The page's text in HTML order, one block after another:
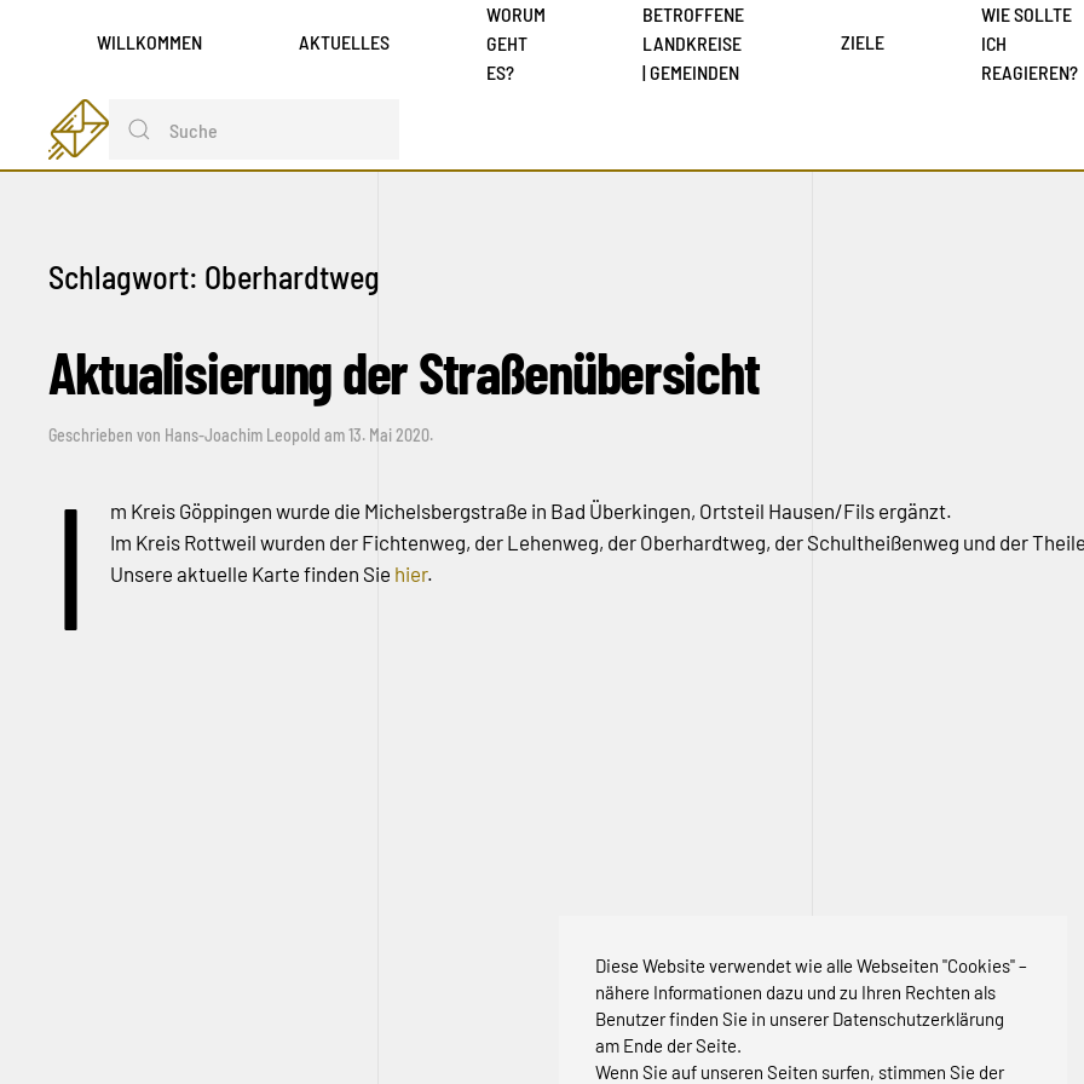
Diese Website verwendet wie alle Webseiten "Cookies" –
nähere Informationen dazu und zu Ihren Rechten als
Benutzer finden Sie in unserer Datenschutzerklärung
am Ende der Seite.
Wenn Sie auf unseren Seiten surfen, stimmen Sie der
WILLKOMMEN AKTUELLES
WORUM
GEHT
ES?
BETROFFENE
LANDKREISE
| GEMEINDEN
ZIELE
WIE SOLLTE
ICH
REAGIEREN?
Schlagwort: Oberhardtweg
Aktualisierung der Straßenübersicht
Geschrieben von Hans-Joachim Leopold am13. Mai 2020.
I
m Kreis Göppingen wurde die Michelsbergstraße in Bad Überkingen, Ortsteil Hausen/Fils ergänzt.
Im Kreis Rottweil wurden der Fichtenweg, der Lehenweg, der Oberhardtweg, der Schultheißenweg und der
Unsere aktuelle Karte finden Sie hier.